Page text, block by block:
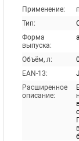
Применение:
Тип:
Форма
выпуска:
Объём, л:
EAN-13:
Расширенное
описание: